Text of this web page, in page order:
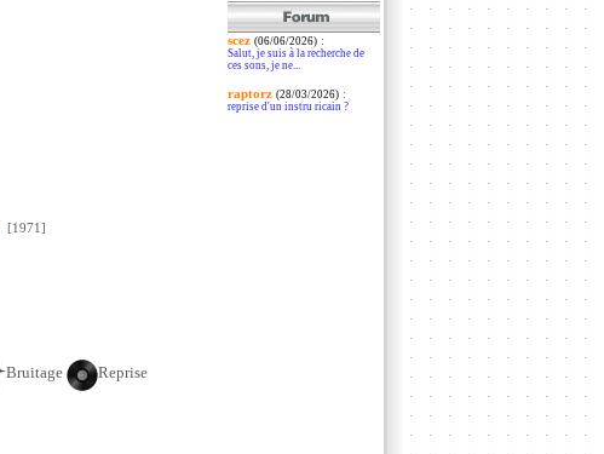
[1971]
Bruitage Reprise
scez (06/06/2026):
Salut, je suis à la recherche de
ces sons, je ne...
raptorz (28/03/2026):
reprise d'un instru ricain ?